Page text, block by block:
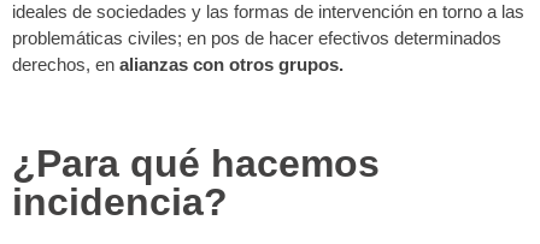
ideales de sociedades y las formas de intervención en torno a las
problemáticas civiles; en pos de hacer efectivos determinados
derechos, en alianzas con otros grupos.
¿Para qué hacemos
incidencia?